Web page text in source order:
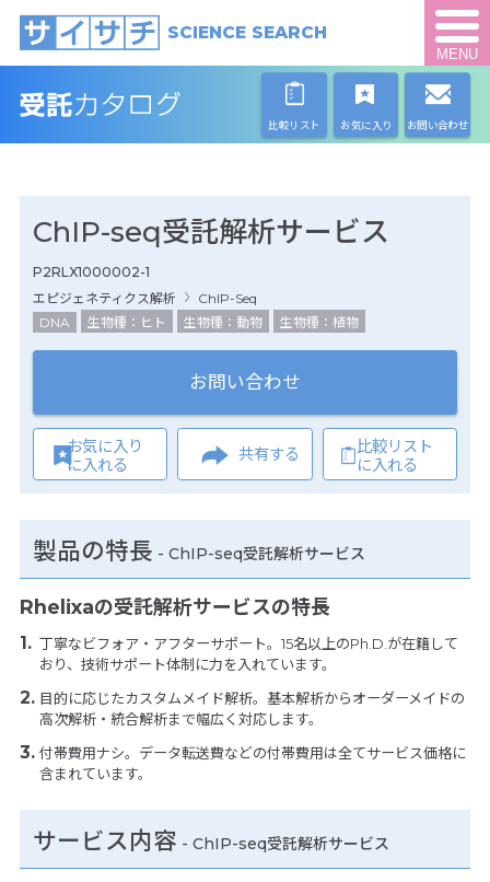
SCIENCE SEARCH
MENU
比較リスト お気に入り お問い合わせ
ChIP-seq受託解析サービス
P2RLX1000002-1
エピジェネティクス解析
ChIP-Seq
DNA
生物種：ヒト 生物種：動物 生物種：植物
お問い合わせ
お気に入り
に入れる
共有する
比較リスト
に入れる
製品の特長 - ChIP-seq受託解析サービス
Rhelixaの受託解析サービスの特長
丁寧なビフォア・アフターサポート。15名以上のPh.D.が在籍して
おり、技術サポート体制に力を入れています。
目的に応じたカスタムメイド解析。基本解析からオーダーメイドの
高次解析・統合解析まで幅広く対応します。
付帯費用ナシ。データ転送費などの付帯費用は全てサービス価格に
含まれています。
サービス内容 - ChIP-seq受託解析サービス